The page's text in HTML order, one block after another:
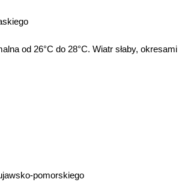
od 26°C do 28°C. Wiatr słaby, okresami
pomorskiego